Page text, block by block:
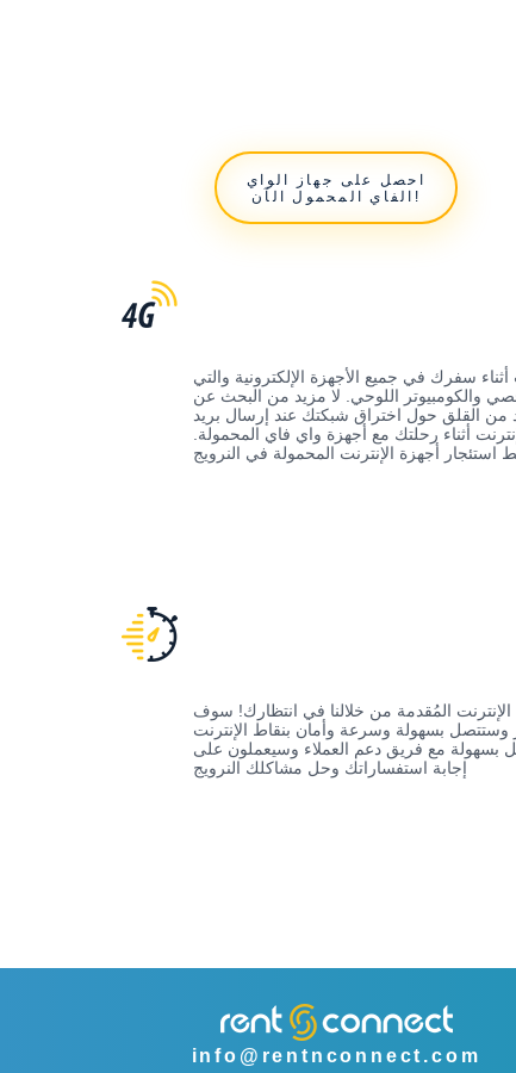
احصل على جهاز الواي
الفاي المحمول الآن!
سفرك في جميع الأجهزة الإلكترونية والتي
والكومبيوتر اللوحي. لا مزيد من البحث عن
من القلق حول اختراق شبكتك عند إرسال بريد
أثناء رحلتك مع أجهزة واي فاي المحمولة.
أجهزة الإنترنت المحمولة في النرويج
المُقدمة من خلالنا في انتظارك! سوف
وستتصل بسهولة وسرعة وأمان بنقاط الإنترنت
بسهولة مع فريق دعم العملاء وسيعملون على
إجابة استفساراتك وحل مشاكلك النرويج
info@rentnconnect.com